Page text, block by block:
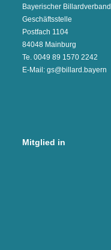
Bayerischer
Geschäftsstelle
Postfach 1104
84048 Mainburg
Te. 0049 89 1570 2242
E-Mail: gs@billard.bayern
Mitglied in